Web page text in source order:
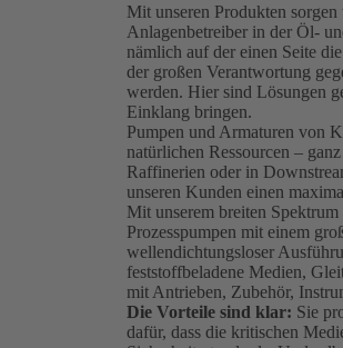
Mit unseren Produkten
Anlagenbetreiber in der Öl-
nämlich auf der einen Seite
der großen Verantwortung
werden. Hier sind Lösungen
Einklang bringen.
Pumpen und Armaturen von
natürlichen Ressourcen –
Raffinerien oder in
unseren Kunden einen
Mit unserem breiten
Prozesspumpen mit einem
wellendichtungsloser
feststoffbeladene Medien,
mit Antrieben, Zubehör,
Die Vorteile sind klar: Sie
dafür, dass die kritischen